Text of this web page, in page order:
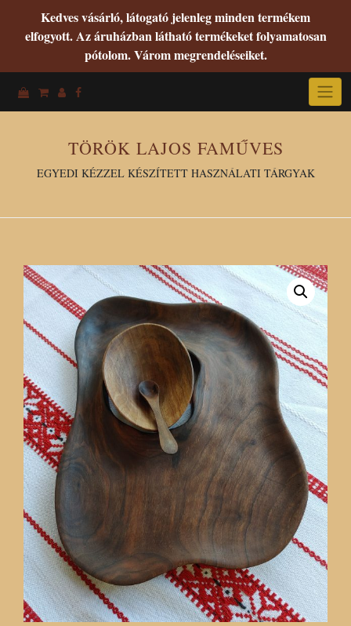
Kedves vásárló, látogató jelenleg minden termékem
elfogyott. Az áruházban látható termékeket folyamatosan
pótolom. Várom megrendeléseiket.
TÖRÖK LAJOS FAMŰVES
EGYEDI KÉZZEL KÉSZÍTETT HASZNÁLATI TÁRGYAK